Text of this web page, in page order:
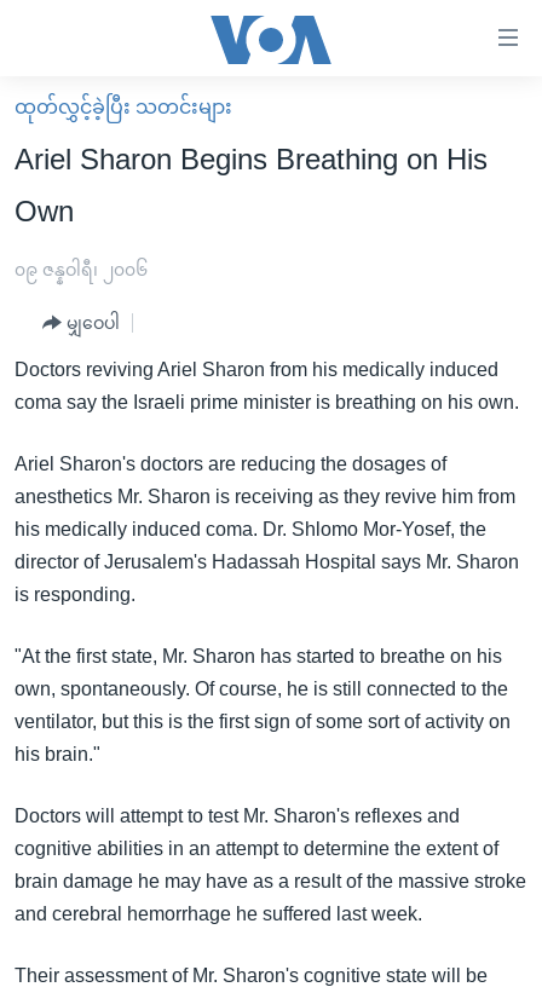
လွယ်ကူ
စေ
သည့်
များ
သို့
ရန်
ရန်
နေရာ
သို့
ကျော်
မူလစာမျက်နှာ
မြန်မာ
ကမ္ဘာ့သတင်းများ
နိုင်ငံတကာ
ရပ်ဝန်းတခု လမ်းတခု အလွန်
မကြေးမုံရဲ့ အင်္ဂလိပ်စာ
ရုပ်ရှင်ထဲက အင်္ဂလိပ်စာ
သုတပဒေသာ အင်္ဂလိပ်စာ
ရေဒီယို
ရေဒီယိုနှင့်ရုပ်သံ အချက်အလက်များ
ရေဒီယို/တီဗွီအစီအစဉ်
Learning English
ဗွီအိုအေ လူမှုကွန်ယက်များ
ဘာသာစကားများ
ထုတ်လွှင့်ခဲ့ပြီး သတင်းများ
Ariel Sharon Begins Breathing on His
Own
၀၉ ဇန္နဝါရီ၊ ၂၀၀၆
မျှဝေပါ
Doctors reviving Ariel Sharon from his medically induced
coma say the Israeli prime minister is breathing on his own.
Ariel Sharon's doctors are reducing the dosages of
anesthetics Mr. Sharon is receiving as they revive him from
his medically induced coma. Dr. Shlomo Mor-Yosef, the
director of Jerusalem's Hadassah Hospital says Mr. Sharon
is responding.
"At the first state, Mr. Sharon has started to breathe on his
own, spontaneously. Of course, he is still connected to the
ventilator, but this is the first sign of some sort of activity on
his brain."
Doctors will attempt to test Mr. Sharon's reflexes and
cognitive abilities in an attempt to determine the extent of
brain damage he may have as a result of the massive stroke
and cerebral hemorrhage he suffered last week.
Their assessment of Mr. Sharon's cognitive state will be